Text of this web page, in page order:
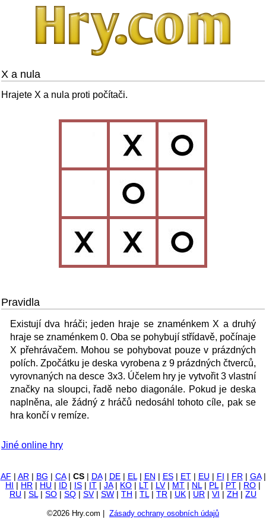
X a nula
Hrajete X a nula proti počítači.
Pravidla
Existují dva hráči; jeden hraje se znaménkem X a druhý
hraje se znaménkem 0. Oba se pohybují střídavě, počínaje
X přehrávačem. Mohou se pohybovat pouze v prázdných
polích. Zpočátku je deska vyrobena z 9 prázdných čtverců,
vyrovnaných na desce 3x3. Účelem hry je vytvořit 3 vlastní
značky na sloupci, řadě nebo diagonále. Pokud je deska
naplněna, ale žádný z hráčů nedosáhl tohoto cíle, pak se
hra končí v remíze.
Jiné online hry
AF AR| BG CA| CS| DA| DE| EL| EN ES| ET| EU FI FR| GA|
HI
HR HU ID IS IT JA| KO LT LV| MT NL| PL| PT RO
RU
SL| SO SQ SV| SW TH TL| TR UK UR VI ZH ZU
©2026 Hry.com | Zásady ochrany osobních údajů